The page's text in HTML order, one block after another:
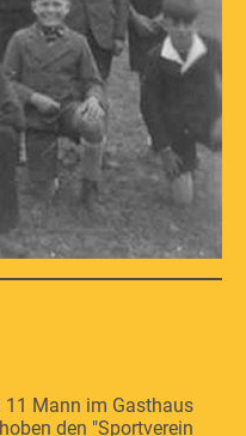
Mann im Gasthaus
den "Sportverein